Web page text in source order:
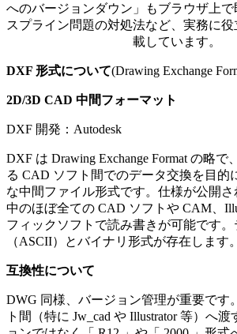
へのバージョンダウン」もブラウザ上
スプライン問題の対処法など、実務に
載しています。
DXF 形式について(Drawing Exchange
2D/3D CAD 中間フォーマット
DXF 開発： Autodesk
DXF は Drawing Exchange Format の略で
る CAD ソフト間でのデータ交換を目的
な中間ファイル形式です。仕様が公開
中のほぼ全ての CAD ソフトや CAM、
フィックソフトで読み書きが可能です
（ASCII）とバイナリ形式が存在します。
互換性について
DWG 同様、バージョン管理が重要です
ト間（特に Jw_cad や Illustrator 等）へ